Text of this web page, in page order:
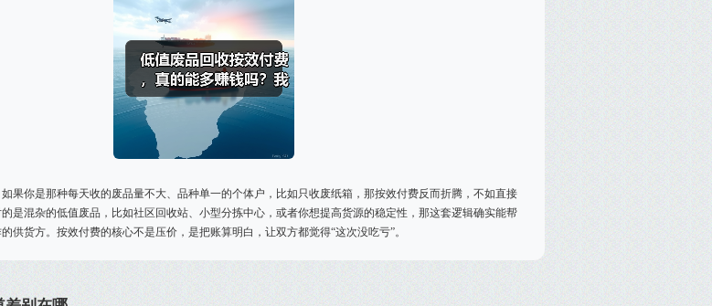
果你是那种每天收的废品量不大、品种单一的个体户，比如只收废纸箱，那按效付费反而折腾，不如直接
是混杂的低值废品，比如社区回收站、小型分拣中心，或者你想提高货源的稳定性，那这套逻辑确实能帮
供货方。按效付费的核心不是压价，是把账算明白，让双方都觉得“这次没吃亏”。